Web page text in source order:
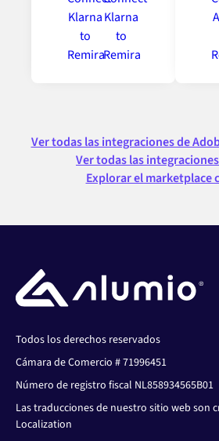
Ver todas las integraciones de
Ver todas las
Explorar el marketplace
Todos los derechos reservados
Cámara de Comercio # 71996451
Número de registro fiscal NL858934565B01
Las traducciones de nuestro sitio web son
Localization